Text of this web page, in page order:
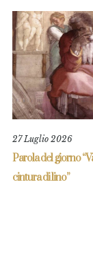
27 Luglio 2026
Parola del giorno
cintura di lino”